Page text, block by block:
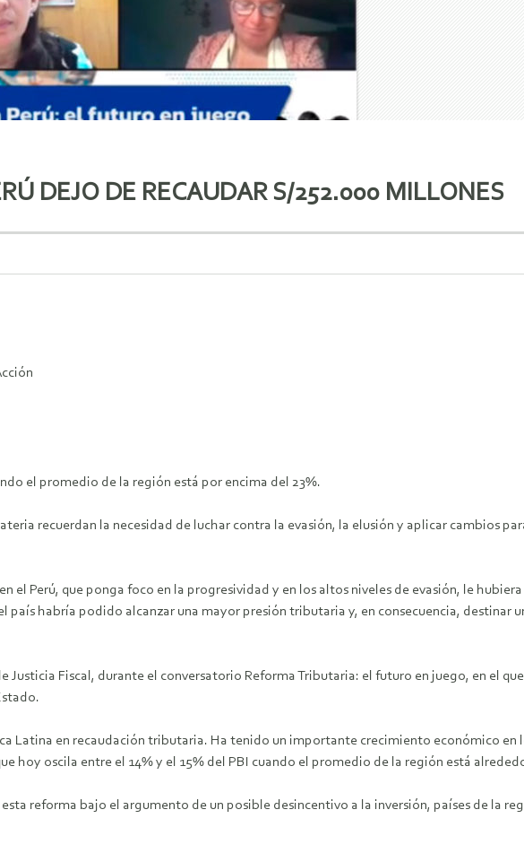
DEJO DE RECAUDAR S/252.000 MILLONES
el promedio de la región está por encima del 23%.
recuerdan la necesidad de luchar contra la evasión, la elusión y aplicar cambios
el Perú, que ponga foco en la progresividad y en los altos niveles de evasión, le
país habría podido alcanzar una mayor presión tributaria y, en consecuencia, destinar
Justicia Fiscal, durante el conversatorio Reforma Tributaria: el futuro en juego, en el
Latina en recaudación tributaria. Ha tenido un importante crecimiento económico
hoy oscila entre el 14% y el 15% del PBI cuando el promedio de la región está
reforma bajo el argumento de un posible desincentivo a la inversión, países de la